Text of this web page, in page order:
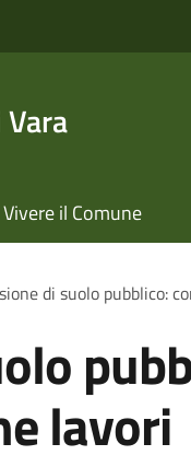
Vivere il Comune
di suolo pubblico:
lavori